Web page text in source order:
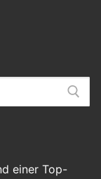
einer Top-